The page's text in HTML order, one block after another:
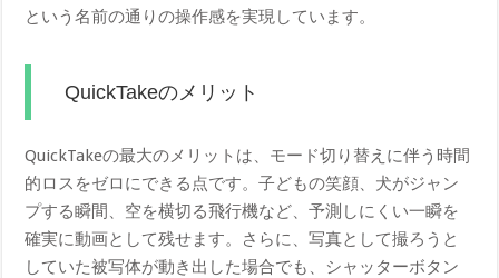
という名前の通りの操作感を実現しています。
QuickTakeのメリット
QuickTakeの最大のメリットは、モード切り替えに伴う時間
的ロスをゼロにできる点です。子どもの笑顔、犬がジャン
プする瞬間、空を横切る飛行機など、予測しにくい一瞬を
確実に動画として残せます。さらに、写真として撮ろうと
していた被写体が動き出した場合でも、シャッターボタン